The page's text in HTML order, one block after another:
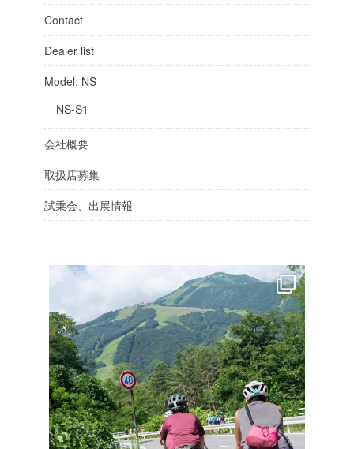
Contact
Dealer list
Model: NS
NS-S1
会社概要
取扱店募集
試乗会、出展情報